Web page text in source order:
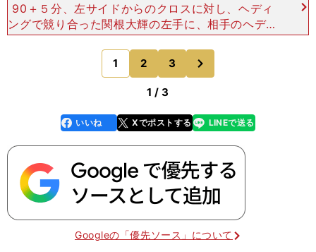
90＋５分、左サイドからのクロスに対し、ヘディ
ングで競り合った関根大輝の左手に、相手のヘディ
ングシュートが当たってしまう。 試合はそのまま
流れたが、「正直、当たっちゃったなという感触は
あった」と関根
1 2 3
1 / 3
faceboo
k
いいね Xでポストする
line LINEで送る
Googleの「優先ソース」について